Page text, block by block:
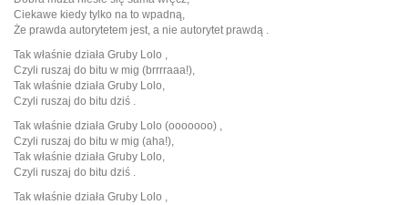
Ciekawe kiedy tylko na to wpadną,
Że prawda autorytetem jest, a nie autorytet prawdą .
Tak właśnie działa Gruby Lolo ,
Czyli ruszaj do bitu w mig (brrrraaa!),
Tak właśnie działa Gruby Lolo,
Czyli ruszaj do bitu dziś .
Tak właśnie działa Gruby Lolo (ooooooo) ,
Czyli ruszaj do bitu w mig (aha!),
Tak właśnie działa Gruby Lolo,
Czyli ruszaj do bitu dziś .
Tak właśnie działa Gruby Lolo ,